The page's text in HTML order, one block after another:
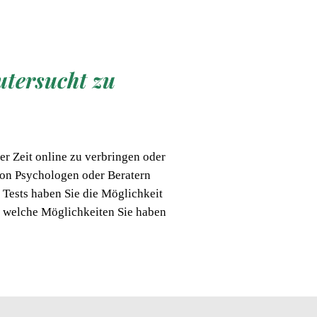
zu
Zeit online zu verbringen oder
Psychologen oder Beratern
haben Sie die Möglichkeit
Möglichkeiten Sie haben